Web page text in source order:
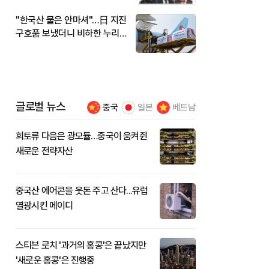
"한국산 물은 안마셔"…日 지진
구호품 보냈더니 비하한 누리
글로벌 뉴스 중국 일본 베트남
희토류 다음은 광모듈…중국이 움켜쥔
새로운 전략자산
중국산 에어콘을 웃돈 주고 산다...유럽
열광시킨 메이디
스티븐 로치 '과거의 홍콩'은 끝났지만
'새로운 홍콩'은 진행중